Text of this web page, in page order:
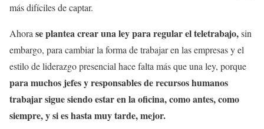
más difíciles de captar.
Ahora se plantea crear una ley para regular el teletrabajo,sin
embargo, para cambiar la forma de trabajar en las empresas y el
estilo de liderazgo presencial hace falta más que una ley, porque
para muchos jefes y responsables de recursos humanos
trabajar sigue siendo estar en la oficina, como antes, como
siempre, y si es hasta muy tarde, mejor.